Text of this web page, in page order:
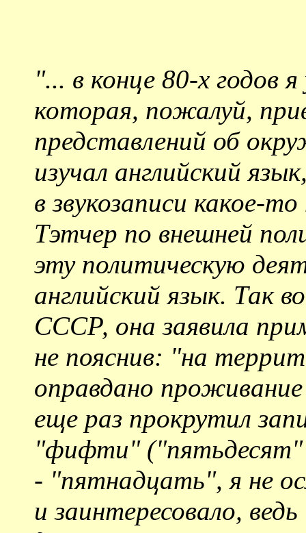
"... в конце 80-х годов
которая, пожалуй,
представлений об
изучал английский
в звукозаписи какое-
Тэтчер по внешней
эту политическую
английский язык. Так
СССР, она заявила
не пояснив: "на
оправдано
еще раз прокрутил
"фифти"
- "пятнадцать", я не
и заинтересовало,